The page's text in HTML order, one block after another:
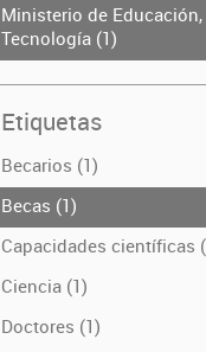
Ministerio de
Tecnología (1)
Etiquetas
Becarios (1)
Becas (1)
Capacidades científicas
Ciencia (1)
Doctores (1)